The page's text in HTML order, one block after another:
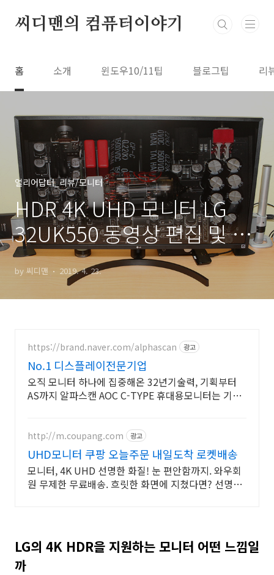
씨디맨의 컴퓨터이야기
홈 소개 윈도우10/11팁 블로그팁 리
얼리어답터_리뷰/모니터
HDR 4K UHD 모니터 LG
32UK550 동영상 편집 및 게
임 후기
by 씨디맨 2019. 4. 23.
https://brand.naver.com/alphascan 광고
No.1 디스플레이전문기업
오직 모니터 하나에 집중해온 32년기술력, 기획부터
AS까지 알파스캔 AOC C-TYPE 휴대용모니터는 기본!
http://m.coupang.com 광고
UHD모니터 쿠팡 오늘주문 내일도착 로켓배송
모니터, 4K UHD 선명한 화질! 눈 편안함까지. 와우회
원 무제한 무료배송. 흐릿한 화면에 지쳤다면? 선명한
LG의 4K HDR을 지원하는 모니터 어떤 느낌일
까